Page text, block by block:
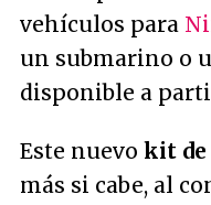
vehículos para
un submarino o
disponible a
Este nuevo kit de
más si cabe, al